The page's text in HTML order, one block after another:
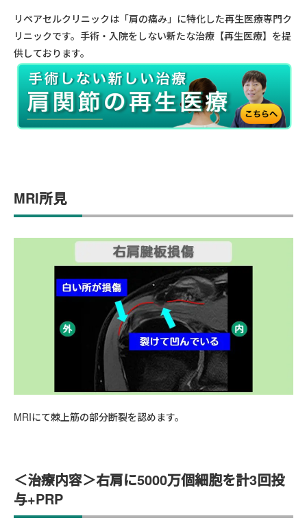
リペアセルクリニックは「肩の痛み」に特化した再生医療専門ク
リニックです。手術・入院をしない新たな治療【再生医療】を提
供しております。
MRI所見
MRIにて棘上筋の部分断裂を認めます。
＜治療内容＞右肩に5000万個細胞を計3回投
与+PRP